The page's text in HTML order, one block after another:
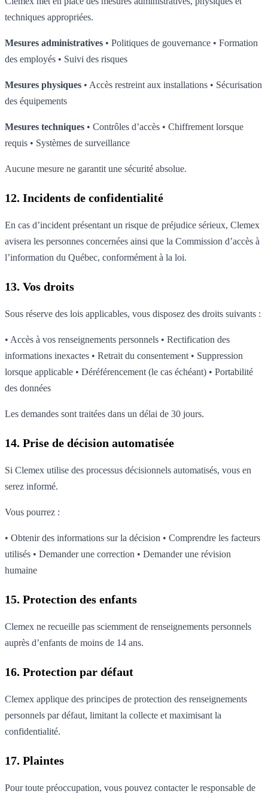
techniques appropriées.
Mesures administratives • Politiques de gouvernance • Formation
des employés • Suivi des risques
Mesures physiques • Accès restreint aux installations • Sécurisation
des équipements
Mesures techniques • Contrôles d’accès • Chiffrement lorsque
requis • Systèmes de surveillance
Aucune mesure ne garantit une sécurité absolue.
12. Incidents de confidentialité
En cas d’incident présentant un risque de préjudice sérieux, Clemex
avisera les personnes concernées ainsi que la Commission d’accès à
l’information du Québec, conformément à la loi.
13. Vos droits
Sous réserve des lois applicables, vous disposez des droits suivants :
• Accès à vos renseignements personnels • Rectification des
informations inexactes • Retrait du consentement • Suppression
lorsque applicable • Déréférencement (le cas échéant) • Portabilité
des données
Les demandes sont traitées dans un délai de 30 jours.
14. Prise de décision automatisée
Si Clemex utilise des processus décisionnels automatisés, vous en
serez informé.
Vous pourrez :
• Obtenir des informations sur la décision • Comprendre les facteurs
utilisés • Demander une correction • Demander une révision
humaine
15. Protection des enfants
Clemex ne recueille pas sciemment de renseignements personnels
auprès d’enfants de moins de 14 ans.
16. Protection par défaut
Clemex applique des principes de protection des renseignements
personnels par défaut, limitant la collecte et maximisant la
confidentialité.
17. Plaintes
Pour toute préoccupation, vous pouvez contacter le responsable de